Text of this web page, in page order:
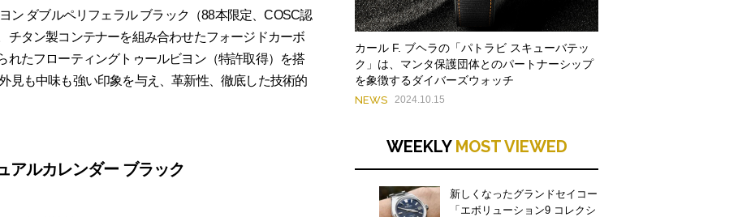
ン ダブルペリフェラル ブラック（88本限定、COSC認
チタン製コンテナーを組み合わせたフォージドカーボ
れたフローティングトゥールビヨン（特許取得）を搭
見も中味も強い印象を与え、革新性、徹底した技術的
アルカレンダー ブラック
カール F. ブヘラの「パトラビ スキューバテッ
ク」は、マンタ保護団体とのパートナーシップ
を象徴するダイバーズウォッチ
NEWS 2024.10.15
WEEKLY MOST VIEWED
新しくなったグランドセイコー
「エボリューション9 コレクシ